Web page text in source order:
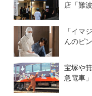
店「難
「イマ
んのピ
宝塚や
急電車